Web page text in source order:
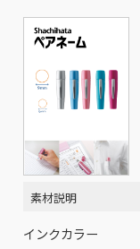
素材説明
インクカラー